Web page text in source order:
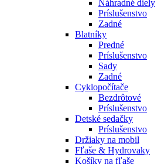
Náhradné diely
Príslušenstvo
Zadné
Blatníky
Predné
Príslušenstvo
Sady
Zadné
Cyklopočítače
Bezdrôtové
Príslušenstvo
Detské sedačky
Príslušenstvo
Držiaky na mobil
Fľaše & Hydrovaky
Košíky na fľaše